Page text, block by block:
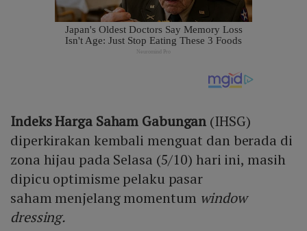
Indeks Harga Saham Gabungan (IHSG)
diperkirakan kembali menguat dan berada di
zona hijau pada Selasa (5/10) hari ini, masih
dipicu optimisme pelaku pasar
saham menjelang momentum window
dressing.